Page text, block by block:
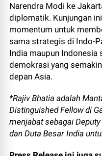
Narendra Modi ke
diplomatik. Kunjungan
momentum untuk
sama strategis di Indo-
India maupun Indonesia
demokrasi yang
depan Asia.
*Rajiv Bhatia adalah
Distinguished Fellow di
menjabat sebagai
dan Duta Besar India